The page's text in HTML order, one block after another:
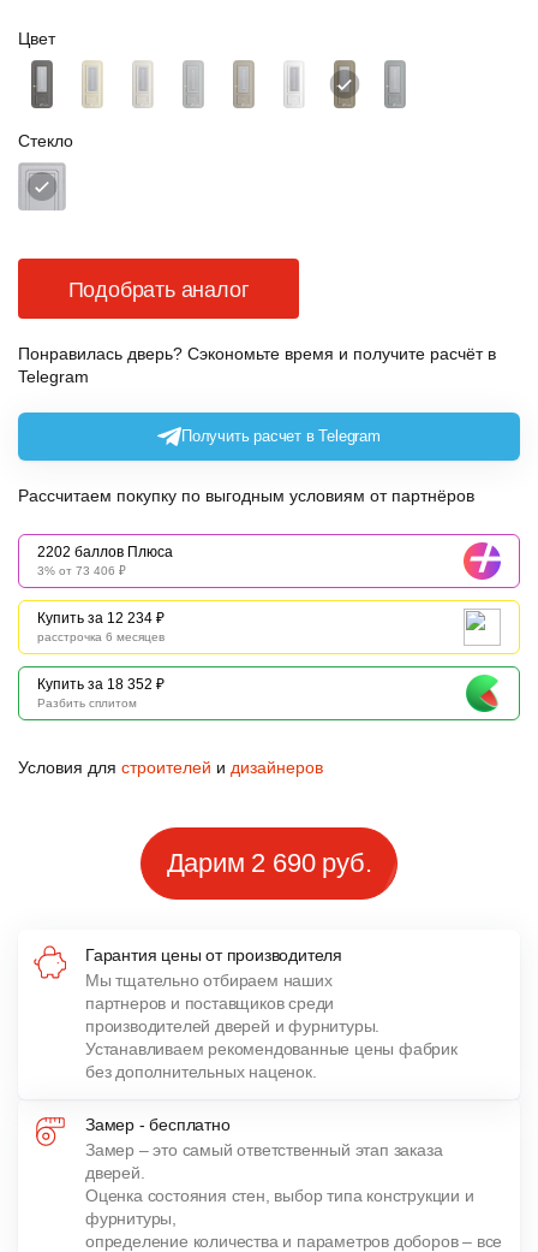
Цвет
Стекло
Подобрать аналог
Понравилась дверь? Сэкономьте время и получите расчёт в
Telegram
Получить расчет в Telegram
Рассчитаем покупку по выгодным условиям от партнёров
2202 баллов Плюса
3% от 73 406 ₽
Купить за 12 234 ₽
расстрочка 6 месяцев
Купить за 18 352 ₽
Разбить сплитом
Условия для строителей и дизайнеров
Дарим 2 690 руб.
Гарантия цены от производителя
Мы тщательно отбираем наших
партнеров и поставщиков среди
производителей дверей и фурнитуры.
Устанавливаем рекомендованные цены фабрик
без дополнительных наценок.
Замер - бесплатно
Замер – это самый ответственный этап заказа
дверей.
Оценка состояния стен, выбор типа конструкции и
фурнитуры,
определение количества и параметров доборов – все